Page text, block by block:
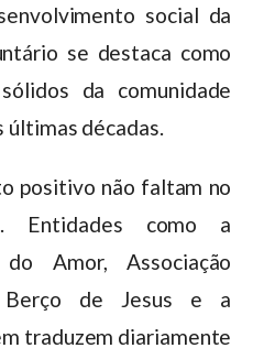
social da
se destaca como
da comunidade
últimas décadas.
positivo não faltam no
Entidades como a
Amor, Associação
Berço de Jesus e a
traduzem diariamente